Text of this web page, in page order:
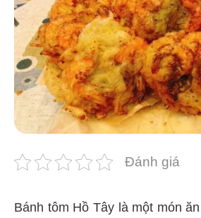
Đánh giá
Bánh tôm Hồ Tây là một món